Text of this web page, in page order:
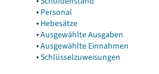
▾ Personal
▾ Hebesätze
▾Ausgewählte Ausgaben
▾Ausgewählte Einnahmen
▾Schlüsselzuweisungen